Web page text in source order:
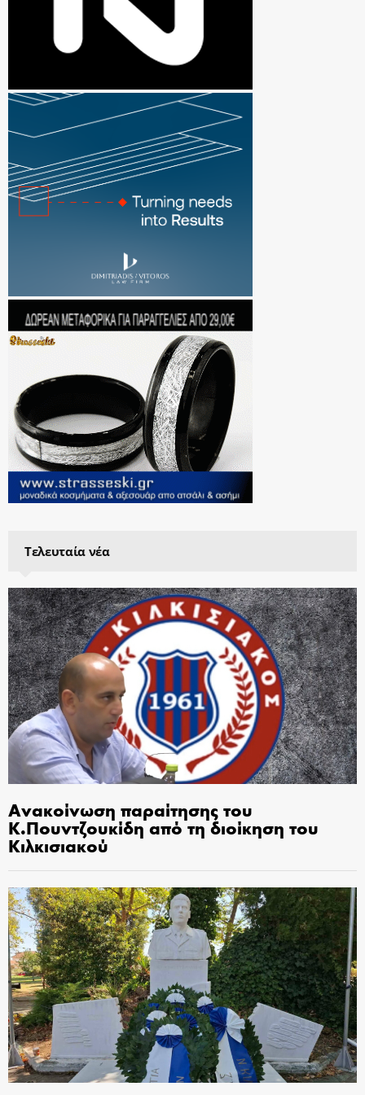
Τελευταία νέα
Ανακοίνωση παραίτησης του
Κ.Πουντζουκίδη από τη διοίκηση του
Κιλκισιακού